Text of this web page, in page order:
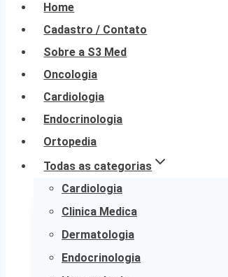
Home
Cadastro / Contato
Sobre a S3 Med
Oncologia
Cardiologia
Endocrinologia
Ortopedia
Todas as categorias
Cardiologia
Clinica Medica
Dermatologia
Endocrinologia